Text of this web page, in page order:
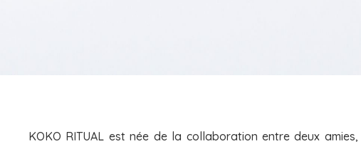
KOKO RITUAL est née de la collaboration entre deux